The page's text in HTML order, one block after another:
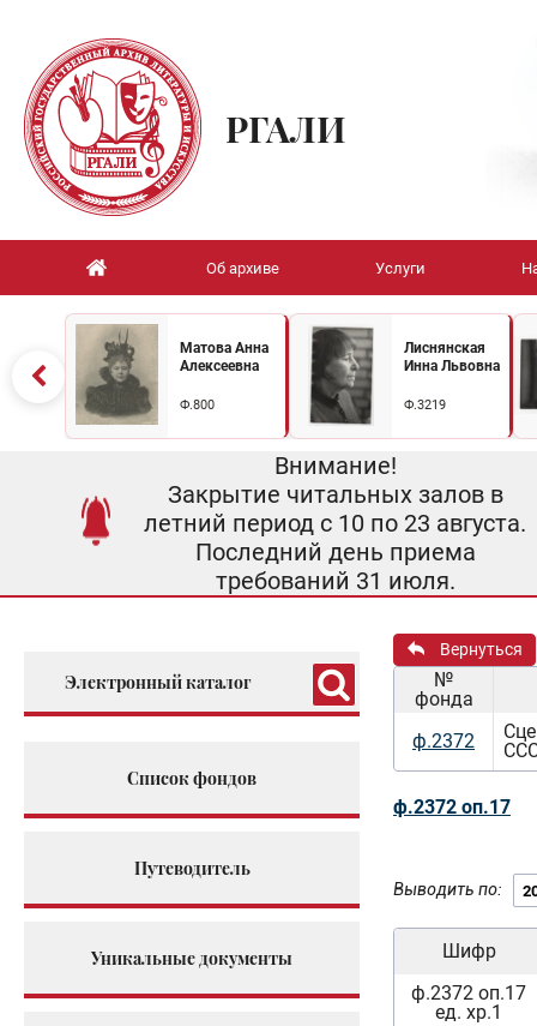
РГАЛИ
Об архиве Услуги
Матова Анна
Алексеевна
Ф.800
Лиснянская
Инна Львовна
Ф.3219
Внимание!
Закрытие читальных залов в
летний период с 10 по 23 августа.
Последний день приема
требований 31 июля.
Электронный каталог
Список фондов
Путеводитель
Уникальные документы
Вернуться
№
фонда
ф.2372
ф.2372 оп.17
Выводить по:
Шифр
ф.2372 оп.17
ед. хр.1